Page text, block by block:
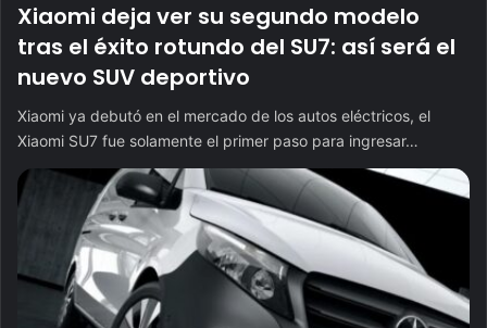
Xiaomi deja ver su segundo modelo
tras el éxito rotundo del SU7: así será el
nuevo SUV deportivo
Xiaomi ya debutó en el mercado de los autos eléctricos, el
Xiaomi SU7 fue solamente el primer paso para ingresar…